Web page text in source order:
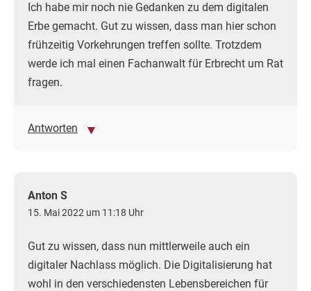
Ich habe mir noch nie Gedanken zu dem digitalen
Erbe gemacht. Gut zu wissen, dass man hier schon
frühzeitig Vorkehrungen treffen sollte. Trotzdem
werde ich mal einen Fachanwalt für Erbrecht um Rat
fragen.
Antworten
Anton S
15. Mai 2022 um 11:18 Uhr
Gut zu wissen, dass nun mittlerweile auch ein
digitaler Nachlass möglich. Die Digitalisierung hat
wohl in den verschiedensten Lebensbereichen für